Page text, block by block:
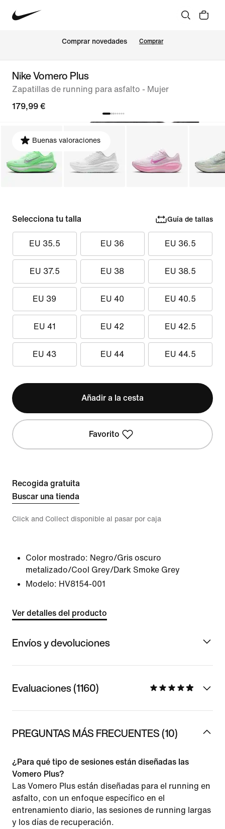
Comprar novedades Comprar
Nike Vomero Plus
Zapatillas de running para asfalto - Mujer
179,99 €
Buenas valoraciones
Selecciona tu talla Guía de tallas
EU 35.5 EU 36 EU 36.5
EU 37.5 EU 38 EU 38.5
EU 39 EU 40 EU 40.5
EU 41 EU 42 EU 42.5
EU 43 EU 44 EU 44.5
Añadir a la cesta
Favorito
Recogida gratuita
Buscar una tienda
Click and Collect disponible al pasar por caja
Color mostrado: Negro/Gris oscuro
metalizado/Cool Grey/Dark Smoke Grey
Modelo: HV8154-001
Ver detalles del producto
Envíos y devoluciones
Evaluaciones (1160)
PREGUNTAS MÁS FRECUENTES (10)
¿Para qué tipo de sesiones están diseñadas las
Vomero Plus?
Las Vomero Plus están diseñadas para el running en
asfalto, con un enfoque específico en el
entrenamiento diario, las sesiones de running largas
y los días de recuperación.